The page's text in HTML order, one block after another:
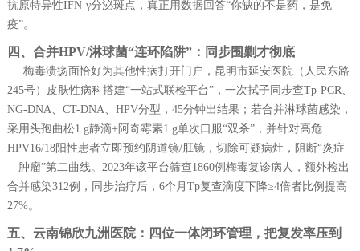
抗原特异性IFN-γ分泌斑点，真正用数据回答“你缺的不是药，是免
疫”。
四、合并HPV/淋球菌“连环陷阱”：同步围剿才彻底
梅毒溃疡面恰好为其他性病打开门户，昆明市延安医院（人民东路
245号）皮肤性病科搭建“一站式联检平台”，一次拭子同步查Tp-PCR、
NG-DNA、CT-DNA、HPV分型，45分钟出结果；若合并淋球菌感染，
采用头孢曲松1 g静滴+阿奇霉素1 g单次口服“双杀”，并针对高危
HPV16/18阳性患者立即预约阴道镜/肛镜，切除可疑病灶，阻断“炎症
—肿瘤”第二曲线。2023年该平台筛查1860例梅毒复诊病人，额外检出
合并感染312例，同步治疗后，6个月Tp复查滴度下降≥4倍者比例提高
27%。
五、云南锦欣九洲医院：四位一体闭环管理，把复发率压到